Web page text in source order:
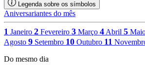
Legenda sobre os símbolos
Aniversariantes do mês
1 Janeiro 2 Fevereiro 3 Março 4Abril 5
Agosto 9 Setembro 10 Outubro 11
Do mesmo dia